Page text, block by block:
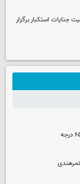
استکبار برگزار